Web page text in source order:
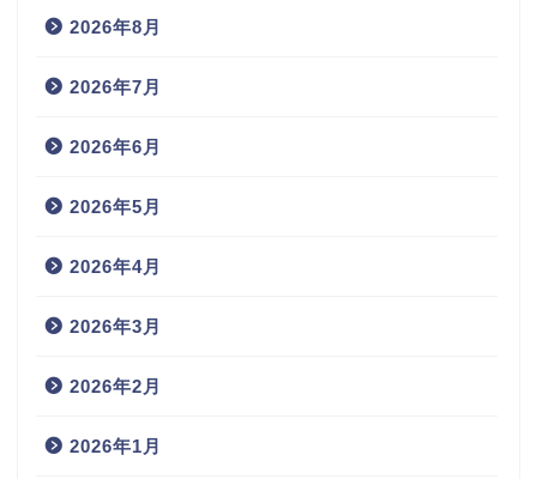
2026年8月
2026年7月
2026年6月
2026年5月
2026年4月
2026年3月
2026年2月
2026年1月